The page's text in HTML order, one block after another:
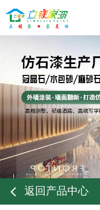
返回产品中心